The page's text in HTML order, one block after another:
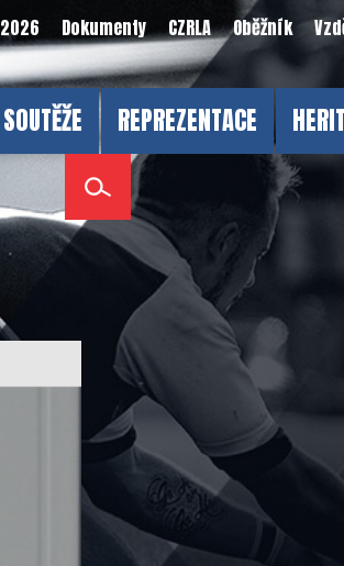
Dokumenty CZRLA Oběžník
SOUTĚŽE REPREZENTACE